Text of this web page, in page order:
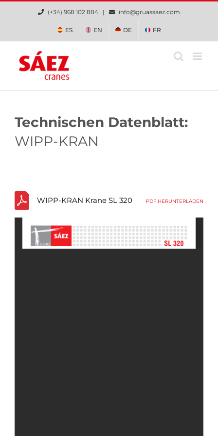
Zum
(+34) 968 102 884 | info@gruassaez.com
ES EN DE FR
Technischen Datenblatt:
WIPP-KRAN
WIPP-KRAN Krane SL 320 PDF HERUNTERLADEN